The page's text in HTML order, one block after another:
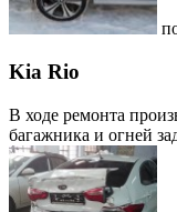
Kia Rio
В ходе ремонта
багажника и огней